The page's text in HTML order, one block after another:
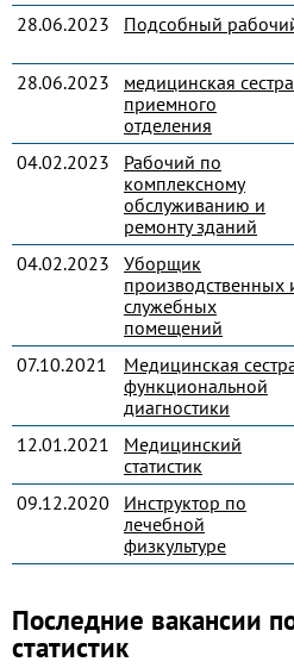
28.06.2023
Подсобный
28.06.2023
медицинская сестра
приемного
отделения
04.02.2023
Рабочий по
комплексному
обслуживанию и
ремонту зданий
04.02.2023
Уборщик
производственных
служебных
помещений
07.10.2021
Медицинская
функциональной
диагностики
12.01.2021
Медицинский
статистик
09.12.2020
Инструктор по
лечебной
физкультуре
Последние вакансии
статистик